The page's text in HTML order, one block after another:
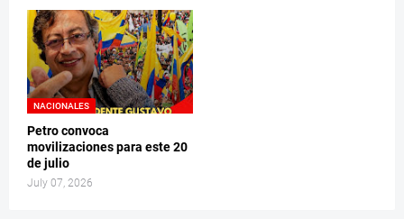
NACIONALES
Petro convoca
movilizaciones para este 20
de julio
July 07, 2026